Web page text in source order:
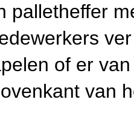
palletheffer
of er
van